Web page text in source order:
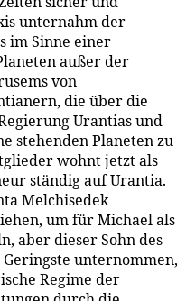
unternahm der
im Sinne einer
außer der
von
die über die
Urantias und
stehenden Planeten zu
wohnt jetzt als
ständig auf Urantia.
Melchisedek
um für Michael als
aber dieser Sohn des
unternommen,
Regime der